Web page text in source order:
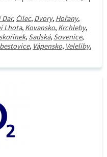
Dar, Čilec, Dvory, Hořany,
Lhota, Kovansko, Krchleby,
, Sadská, Sovenice,
, Vápensko, Veleliby,